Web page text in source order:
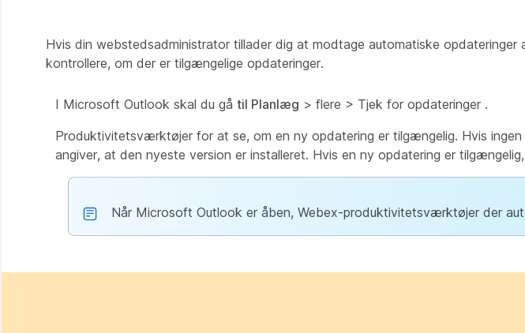
Hvis din webstedsadministrator tillader dig at modtage automatiske
kontrollere, om der er tilgængelige opdateringer.
I Microsoft Outlook skal du gå til Planlæg > flere > Tjek for opdateringer .
Produktivitetsværktøjer for at se, om en ny opdatering er tilgængelig. Hvis
angiver, at den nyeste version er installeret. Hvis en ny opdatering er
Når Microsoft Outlook er åben, Webex-produktivitetsværktøjer der